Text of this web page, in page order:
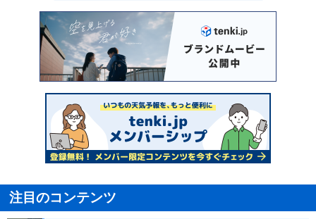
注目のコンテンツ